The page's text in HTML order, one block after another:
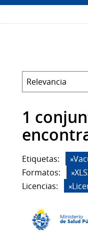
1
Etiquetas:
Formatos:
Licencias: